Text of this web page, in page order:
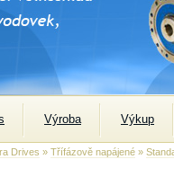
Výroba Výkup
Drives » Třífázově napájené »